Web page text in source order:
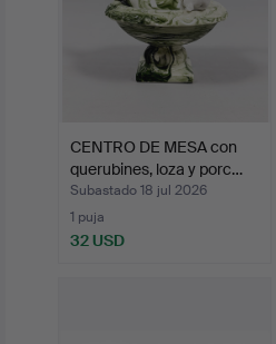
CENTRO DE MESA con
querubines, loza y porc…
Subastado 18 jul 2026
1 puja
32 USD